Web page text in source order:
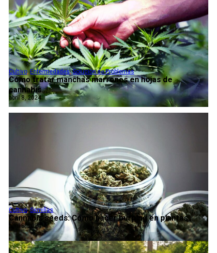
Cómo tratar manchas marrones en hojas de
cannabis...
Cultivo,Enfermedades,Solución de Problemas
abril 8, 2024
Cannabis seeds: Cómo hacer burping en plantas...
Cultivo,Semillas
abril 8, 2024